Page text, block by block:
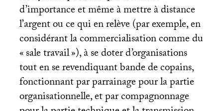
d’importance et même à mettre à distance
l’argent ou ce qui en relève (par exemple, en
considérant la commercialisation comme du
«sale travail»), à se doter d’organisations
tout en se revendiquant bande de copains,
fonctionnant par parrainage pour la partie
organisationnelle, et par compagnonnage